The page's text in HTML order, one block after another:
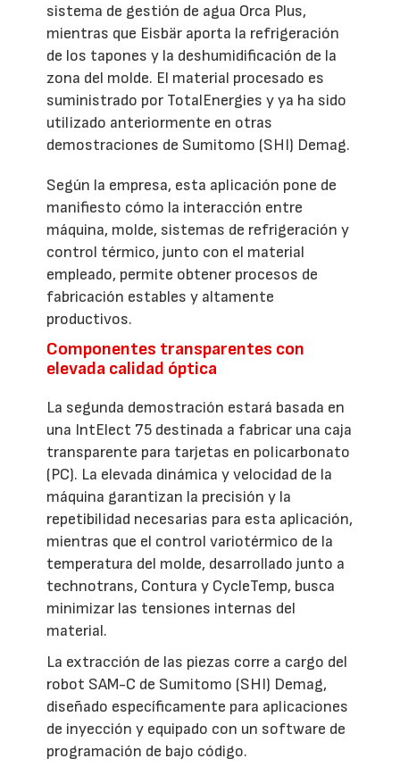
sistema de gestión de agua Orca Plus,
mientras que Eisbär aporta la refrigeración
de los tapones y la deshumidificación de la
zona del molde. El material procesado es
suministrado por TotalEnergies y ya ha sido
utilizado anteriormente en otras
demostraciones de Sumitomo (SHI) Demag.
Según la empresa, esta aplicación pone de
manifiesto cómo la interacción entre
máquina, molde, sistemas de refrigeración y
control térmico, junto con el material
empleado, permite obtener procesos de
fabricación estables y altamente
productivos.
Componentes transparentes con
elevada calidad óptica
La segunda demostración estará basada en
una IntElect 75 destinada a fabricar una caja
transparente para tarjetas en policarbonato
(PC). La elevada dinámica y velocidad de la
máquina garantizan la precisión y la
repetibilidad necesarias para esta aplicación,
mientras que el control variotérmico de la
temperatura del molde, desarrollado junto a
technotrans, Contura y CycleTemp, busca
minimizar las tensiones internas del
material.
La extracción de las piezas corre a cargo del
robot SAM-C de Sumitomo (SHI) Demag,
diseñado específicamente para aplicaciones
de inyección y equipado con un software de
programación de bajo código.